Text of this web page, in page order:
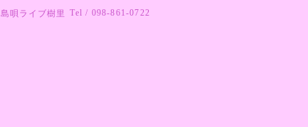
島唄ライブ樹里 Tel / 098-861-0722